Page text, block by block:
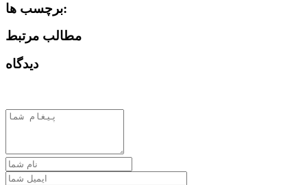
برچسب ها:
مطالب مرتبط
دیدگاه